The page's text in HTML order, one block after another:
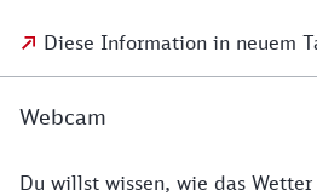
Diese Information in neuem
Webcam
Du willst wissen, wie das